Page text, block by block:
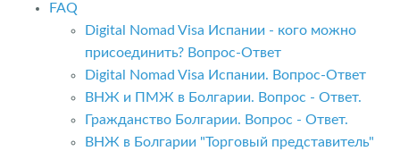
FAQ
Digital Nomad Visa Испании - кого можно
присоединить? Вопрос-Ответ
Digital Nomad Visa Испании. Вопрос-Ответ
ВНЖ и ПМЖ в Болгарии. Вопрос - Ответ.
Гражданство Болгарии. Вопрос - Ответ.
ВНЖ в Болгарии "Торговый представитель"